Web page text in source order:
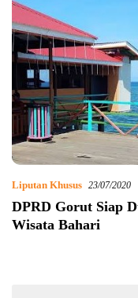
Liputan Khusus 23/07/2020
DPRD Gorut Siap
Wisata Bahari